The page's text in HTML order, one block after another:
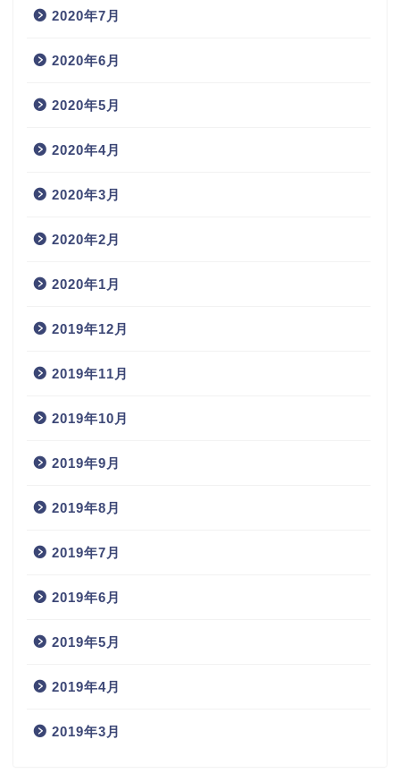
2020年7月
2020年6月
2020年5月
2020年4月
2020年3月
2020年2月
2020年1月
2019年12月
2019年11月
2019年10月
2019年9月
2019年8月
2019年7月
2019年6月
2019年5月
2019年4月
2019年3月